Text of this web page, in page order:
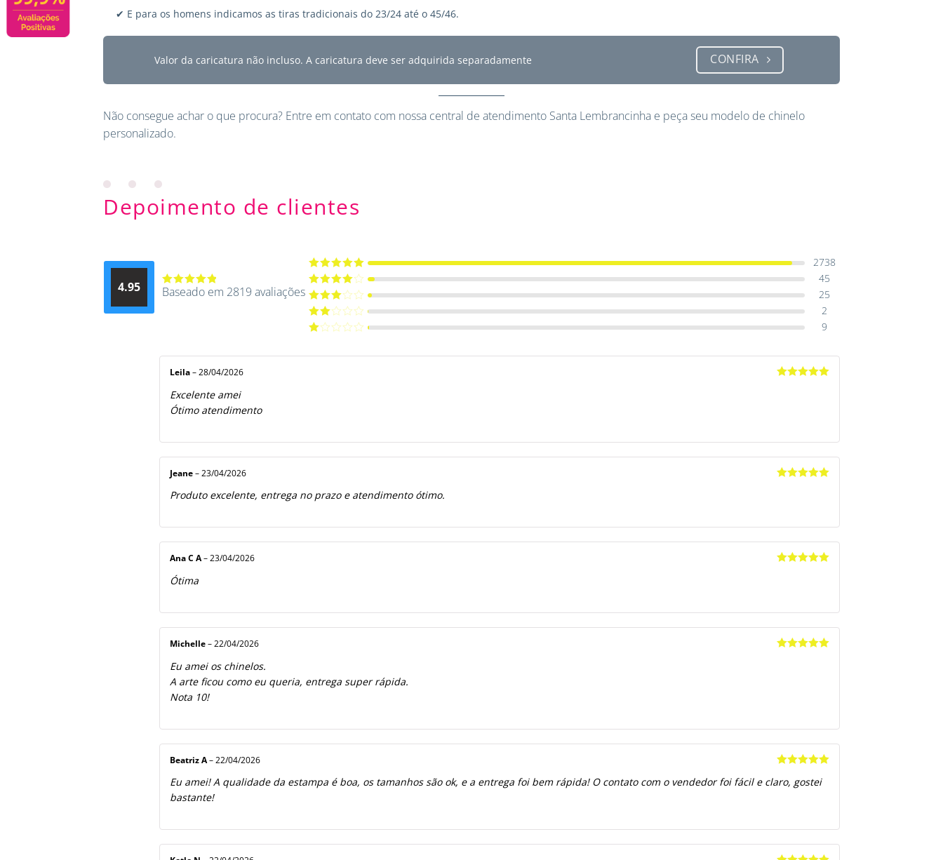
✔ E para os homens indicamos as tiras tradicionais do 23/24 até o 45/46.
Valor da caricatura não incluso. A caricatura deve ser adquirida separadamente CONFIRA
Não consegue achar o que procura? Entre em contato com nossa central de atendimento Santa Lembrancinha e peça seu modelo de chinelo
personalizado.
Depoimento de clientes
4.95
Avaliação
Baseado em 2819 avaliações
Avaliação5
2738
Avaliação
45
Avaliação
25
Avaliação
2
9
Leila – 28/04/2026
Excelente amei
Ótimo atendimento
Jeane – 23/04/2026
Produto excelente, entrega no prazo e atendimento ótimo.
Ana C A– 23/04/2026
Ótima
Michelle – 22/04/2026
Eu amei os chinelos.
A arte ficou como eu queria, entrega super rápida.
Nota 10!
de 5
Beatriz A – 22/04/2026
Eu amei! A qualidade da estampa é boa, os tamanhos são ok, e a entrega foi bem rápida! O contato com o vendedor foi fácil e claro, gostei
bastante!